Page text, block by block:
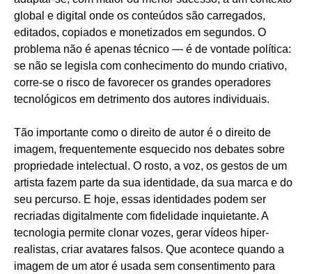
global e digital onde os conteúdos são carregados,
editados, copiados e monetizados em segundos. O
problema não é apenas técnico — é de vontade política:
se não se legisla com conhecimento do mundo criativo,
corre-se o risco de favorecer os grandes operadores
tecnológicos em detrimento dos autores individuais.
Tão importante como o direito de autor é o direito de
imagem, frequentemente esquecido nos debates sobre
propriedade intelectual. O rosto, a voz, os gestos de um
artista fazem parte da sua identidade, da sua marca e do
seu percurso. E hoje, essas identidades podem ser
recriadas digitalmente com fidelidade inquietante. A
tecnologia permite clonar vozes, gerar vídeos hiper-
realistas, criar avatares falsos. Que acontece quando a
imagem de um ator é usada sem consentimento para